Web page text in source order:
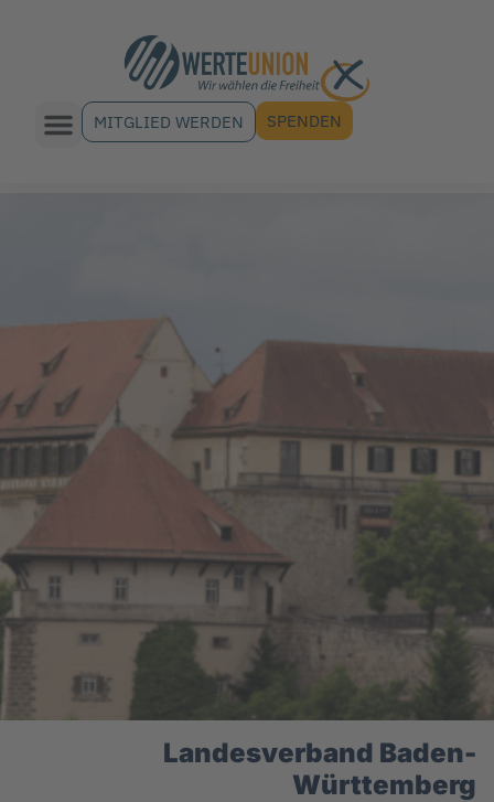
MITGLIED WERDEN SPENDEN
Landesverband Baden-
Württemberg